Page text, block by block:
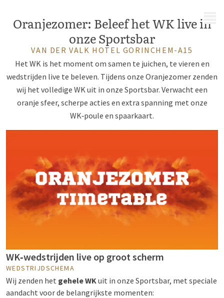
Oranjezomer: Beleef het WK live in
onze Sportsbar
VAN DER VALK HOTEL GORINCHEM-A15
Het WK is het moment om samen te juichen, te vieren en
wedstrijden live te beleven. Tijdens onze Oranjezomer zenden
wij het volledige WK uit in onze Sportsbar. Verwacht een
oranje sfeer, scherpe acties en extra spanning met onze
WK‑poule en spaarkaart.
WK‑wedstrijden live op groot scherm
WEDSTRIJDSCHEMA
Wij zenden het gehele WK uit in onze Sportsbar, met speciale
aandacht voor de belangrijkste momenten: